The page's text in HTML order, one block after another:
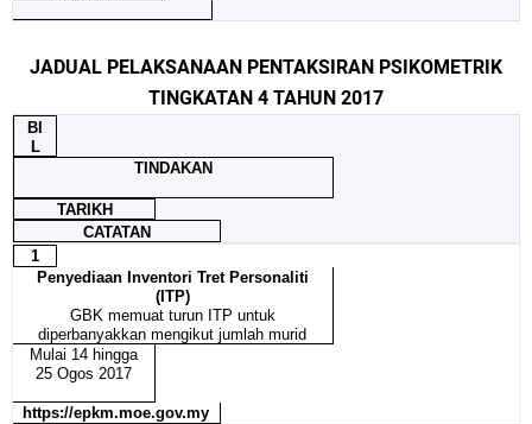
JADUAL PELAKSANAAN PENTAKSIRAN PSIKOMETRIK
TINGKATAN 4 TAHUN 2017
BI
L
TINDAKAN
TARIKH
CATATAN
1
Penyediaan Inventori Tret Personaliti
(ITP)
GBK memuat turun ITP untuk
diperbanyakkan mengikut jumlah murid
Mulai 14 hingga
25 Ogos 2017
https://epkm.moe.gov.my